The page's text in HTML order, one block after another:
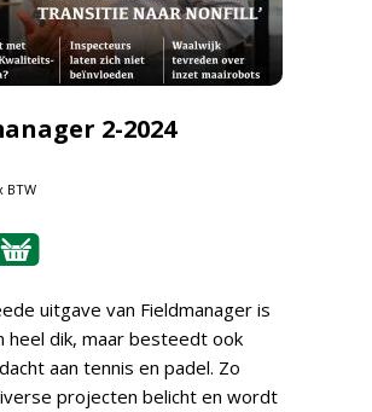
2-2024
BTW
uitgave van Fieldmanager is
heel dik, maar besteedt ook
aan tennis en padel. Zo
projecten belicht en wordt